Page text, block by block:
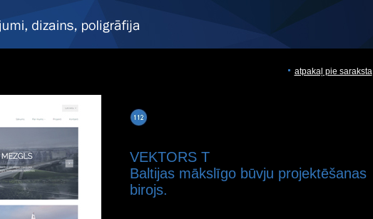
atpakaļ pie saraksta
VEKTORS T
Baltijas mākslīgo būvju projektēšanas
birojs.